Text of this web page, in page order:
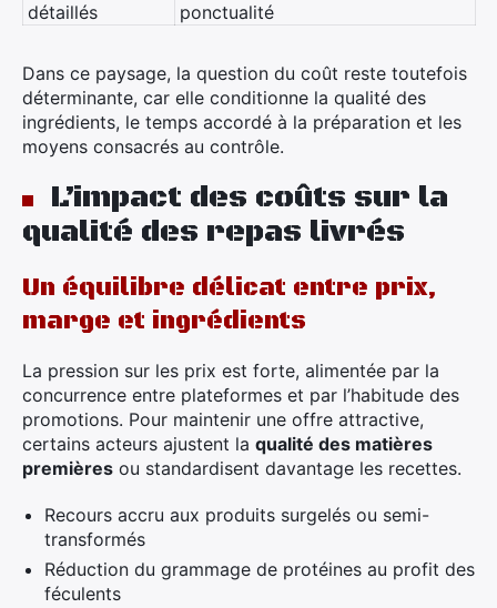
détaillés
ponctualité
Dans ce paysage, la question du coût reste toutefois
déterminante, car elle conditionne la qualité des
ingrédients, le temps accordé à la préparation et les
moyens consacrés au contrôle.
L’impact des coûts sur la
qualité des repas livrés
Un équilibre délicat entre prix,
marge et ingrédients
La pression sur les prix est forte, alimentée par la
concurrence entre plateformes et par l’habitude des
promotions. Pour maintenir une offre attractive,
certains acteurs ajustent la qualité des matières
premières ou standardisent davantage les recettes.
Recours accru aux produits surgelés ou semi-
transformés
Réduction du grammage de protéines au profit des
féculents